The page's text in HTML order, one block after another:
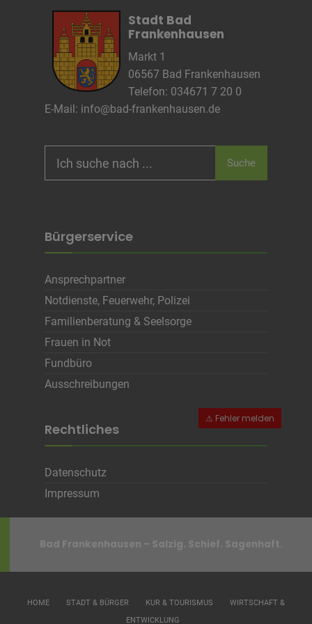
Stadt Bad
Frankenhausen
Markt 1
06567 Bad Frankenhausen
Telefon: 034671 7 20 0
E-Mail: info@bad-frankenhausen.de
for:
Suche
Bürgerservice
Ansprechpartner
Notdienste, Feuerwehr, Polizei
Familienberatung & Seelsorge
Frauen in Not
Fundbüro
Ausschreibungen
Rechtliches
Datenschutz
Impressum
Bad Frankenhausen – Salzig. Schief. Sagenhaft.
HOME STADT & BÜRGER KUR & TOURISMUS
WIRTSCHAFT &
ENTWICKLUNG
Anbieter
wetter2.com
Cookie Name
Cookie Laufzeit
Name
Cookies die eventuell bei der Verwendung
Zweck
Marketing/Tracking
Stellenanzeige verwendet werden
Fachkräftegewinnung (ThAFF)
Zweck
Unbekannt